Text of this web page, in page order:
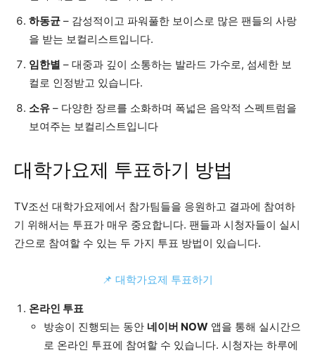
하동균 – 감성적이고 파워풀한 보이스로 많은 팬들의 사랑
을 받는 보컬리스트입니다.
임한별 – 대중과 깊이 소통하는 발라드 가수로, 섬세한 보
컬로 인정받고 있습니다.
소유 – 다양한 장르를 소화하며 폭넓은 음악적 스펙트럼을
보여주는 보컬리스트입니다
대학가요제 투표하기 방법
TV조선 대학가요제에서 참가팀들을 응원하고 결과에 참여하
기 위해서는 투표가 매우 중요합니다. 팬들과 시청자들이 실시
간으로 참여할 수 있는 두 가지 투표 방법이 있습니다.
📌 대학가요제 투표하기
온라인 투표
방송이 진행되는 동안 네이버 NOW 앱을 통해 실시간으
로 온라인 투표에 참여할 수 있습니다. 시청자는 하루에